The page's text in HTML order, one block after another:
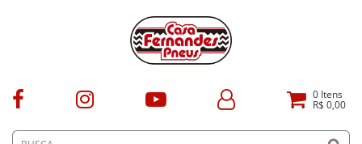
0 Itens
R$ 0,00